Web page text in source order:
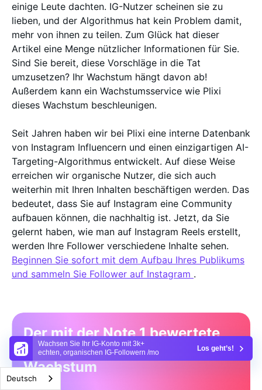
Wachsen Sie Ihr IG-Konto mit 3k+
echten, organischen IG-Followern /mo
Los geht’s!
einige Leute dachten. IG-Nutzer scheinen sie zu
lieben, und der Algorithmus hat kein Problem damit,
mehr von ihnen zu teilen. Zum Glück hat dieser
Artikel eine Menge nützlicher Informationen für Sie.
Sind Sie bereit, diese Vorschläge in die Tat
umzusetzen? Ihr Wachstum hängt davon ab!
Außerdem kann ein Wachstumsservice wie Plixi
dieses Wachstum beschleunigen.
Seit Jahren haben wir bei Plixi eine interne Datenbank
von Instagram Influencern und einen einzigartigen AI-
Targeting-Algorithmus entwickelt. Auf diese Weise
erreichen wir organische Nutzer, die sich auch
weiterhin mit Ihren Inhalten beschäftigen werden. Das
bedeutet, dass Sie auf Instagram eine Community
aufbauen können, die nachhaltig ist. Jetzt, da Sie
gelernt haben, wie man auf Instagram Reels erstellt,
werden Ihre Follower verschiedene Inhalte sehen.
Beginnen Sie sofort mit dem Aufbau Ihres Publikums
und sammeln Sie Follower auf Instagram .
Der mit der Note 1 bewertete
Dienst für Instagram-
Wachstum
Deutsch